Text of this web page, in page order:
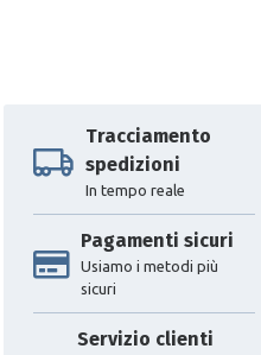
Tracciamento
spedizioni
In tempo reale
Pagamenti sicuri
Usiamo i metodi più
sicuri
Servizio clienti